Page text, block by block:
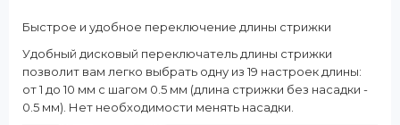
Быстрое и удобное переключение длины стрижки
Удобный дисковый переключатель длины стрижки
позволит вам легко выбрать одну из 19 настроек длины:
от 1 до 10 мм с шагом 0.5 мм (длина стрижки без насадки -
0.5 мм). Нет необходимости менять насадки.